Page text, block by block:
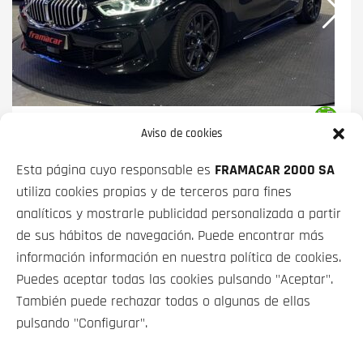
Aviso de cookies
Esta página cuyo responsable es FRAMACAR 2000 SA
utiliza cookies propias y de terceros para fines
analíticos y mostrarle publicidad personalizada a partir
de sus hábitos de navegación. Puede encontrar más
información información en nuestra política de cookies.
Puedes aceptar todas las cookies pulsando "Aceptar".
También puede rechazar todas o algunas de ellas
pulsando "Configurar".
27 900€ desde360€/mes*
VEHÍCULOS